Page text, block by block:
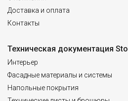
Доставка и оплата
Контакты
Техническая документация Sto
Интерьер
Фасадные материалы и системы
Напольные покрытия